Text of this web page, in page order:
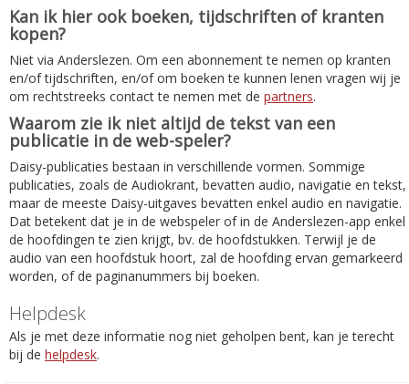
Kan ik hier ook boeken, tijdschriften of kranten
kopen?
Niet via Anderslezen. Om een abonnement te nemen op kranten
en/of tijdschriften, en/of om boeken te kunnen lenen vragen wij je
om rechtstreeks contact te nemen met de partners.
Waarom zie ik niet altijd de tekst van een
publicatie in de web-speler?
Daisy-publicaties bestaan in verschillende vormen. Sommige
publicaties, zoals de Audiokrant, bevatten audio, navigatie en tekst,
maar de meeste Daisy-uitgaves bevatten enkel audio en navigatie.
Dat betekent dat je in de webspeler of in de Anderslezen-app enkel
de hoofdingen te zien krijgt, bv. de hoofdstukken. Terwijl je de
audio van een hoofdstuk hoort, zal de hoofding ervan gemarkeerd
worden, of de paginanummers bij boeken.
Helpdesk
Als je met deze informatie nog niet geholpen bent, kan je terecht
bij de helpdesk.